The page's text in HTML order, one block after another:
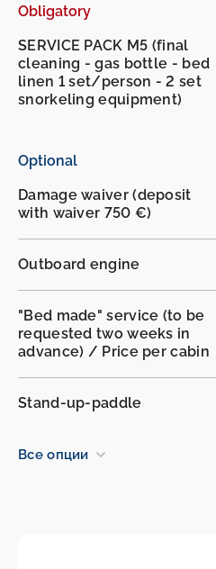
Obligatory
SERVICE PACK M5 (final
cleaning - gas bottle - bed
linen 1 set/person - 2 set
snorkeling equipment)
Optional
Damage waiver (deposit
with waiver 750 €)
Outboard engine
"Bed made" service (to be
requested two weeks in
advance) / Price per cabin
Stand-up-paddle
Все опции